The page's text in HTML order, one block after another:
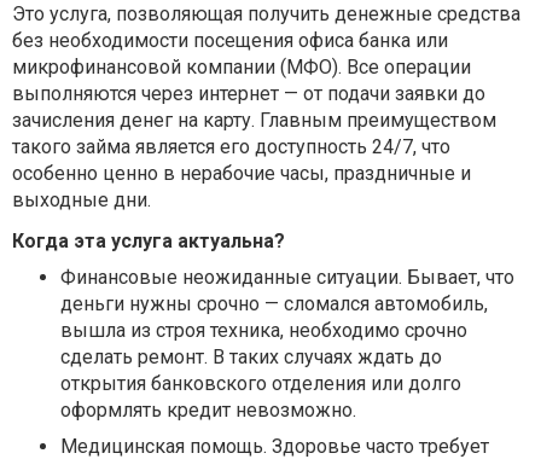
Это услуга, позволяющая получить денежные средства
без необходимости посещения офиса банка или
микрофинансовой компании (МФО). Все операции
выполняются через интернет — от подачи заявки до
зачисления денег на карту. Главным преимуществом
такого займа является его доступность 24/7, что
особенно ценно в нерабочие часы, праздничные и
выходные дни.
Когда эта услуга актуальна?
Финансовые неожиданные ситуации. Бывает, что
деньги нужны срочно — сломался автомобиль,
вышла из строя техника, необходимо срочно
сделать ремонт. В таких случаях ждать до
открытия банковского отделения или долго
оформлять кредит невозможно.
Медицинская помощь. Здоровье часто требует